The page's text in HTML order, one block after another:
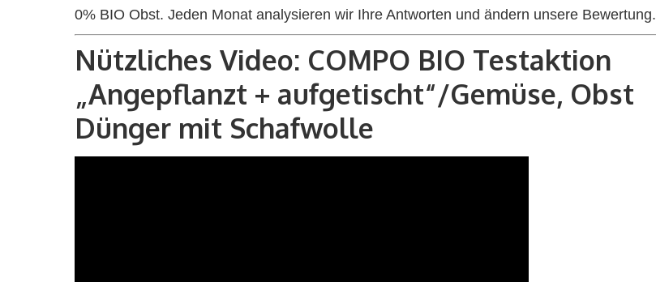
0% BIO Obst. Jeden Monat analysieren wir Ihre Antworten und ändern unsere Bewertung.
Nützliches Video: COMPO BIO Testaktion
„Angepflanzt + aufgetischt“/Gemüse, Obst
Dünger mit Schafwolle